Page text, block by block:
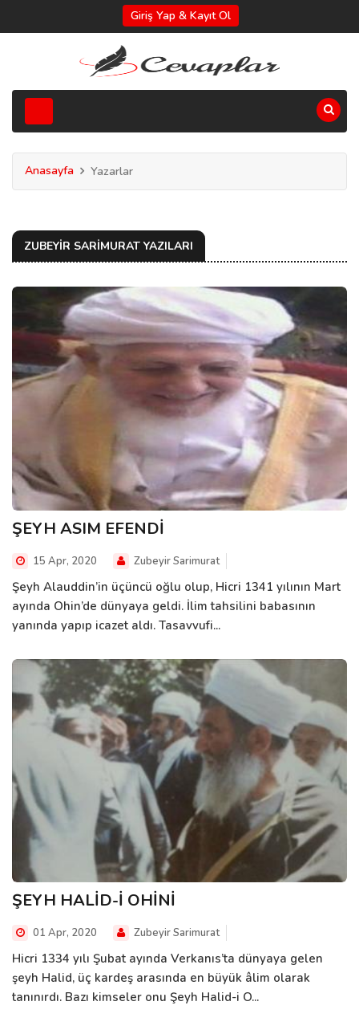
Giriş Yap & Kayıt Ol
Anasayfa Yazarlar
ZUBEYIR SARIMURAT YAZILARI
ŞEYH ASIM EFENDİ
15 Apr, 2020 Zubeyir Sarimurat
Şeyh Alauddin’in üçüncü oğlu olup, Hicri 1341 yılının Mart
ayında Ohin’de dünyaya geldi. İlim tahsilini babasının
yanında yapıp icazet aldı. Tasavvufi...
ŞEYH HALİD-İ OHİNİ
01 Apr, 2020 Zubeyir Sarimurat
Hicri 1334 yılı Şubat ayında Verkanıs’ta dünyaya gelen
şeyh Halid, üç kardeş arasında en büyük âlim olarak
tanınırdı. Bazı kimseler onu Şeyh Halid-i O...